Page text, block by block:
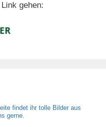
gehen:
findet ihr tolle Bilder aus
gerne.